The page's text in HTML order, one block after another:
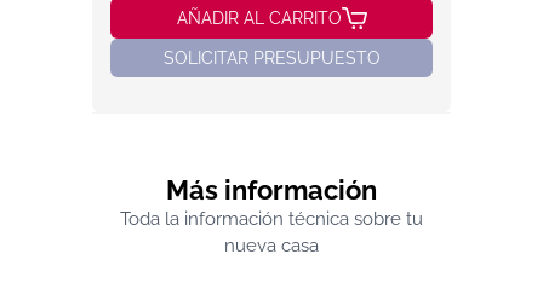
AÑADIR AL CARRITO
SOLICITAR PRESUPUESTO
Más información
Toda la información técnica sobre tu
nueva casa